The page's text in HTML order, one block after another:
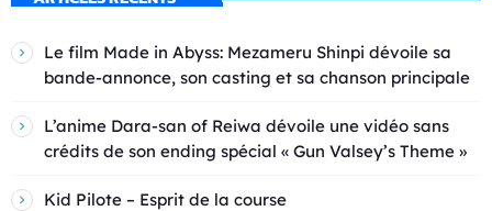
Le film Made in Abyss: Mezameru Shinpi dévoile sa
bande-annonce, son casting et sa chanson principale
L’anime Dara-san of Reiwa dévoile une vidéo sans
crédits de son ending spécial « Gun Valsey’s Theme »
Kid Pilote – Esprit de la course